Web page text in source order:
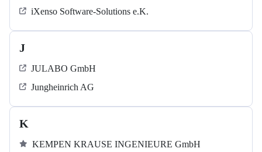
iXenso Software-Solutions e.K.
J
JULABO GmbH
Jungheinrich AG
K
KEMPEN KRAUSE INGENIEURE GmbH